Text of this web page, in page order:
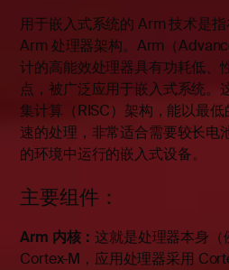
用于嵌入式系统的 Arm 技术是
Arm 处理器架构。Arm（
计的高能效处理器具有功耗低、
点，被广泛应用于嵌入式系统。
集计算（RISC）架构，能以最
速的处理，非常适合需要较长电
的环境中运行的嵌入式设备。
主要组件：
Arm 内核：这就是处理器本身（
Cortex-M，应用处理器采用